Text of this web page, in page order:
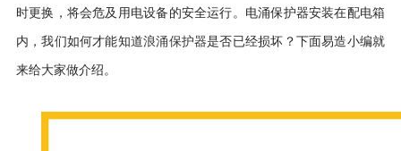
时更换，将会危及用电设备的安全运行。电涌保护器安装在配电箱
内，我们如何才能知道浪涌保护器是否已经损坏？下面易造小编就
来给大家做介绍。